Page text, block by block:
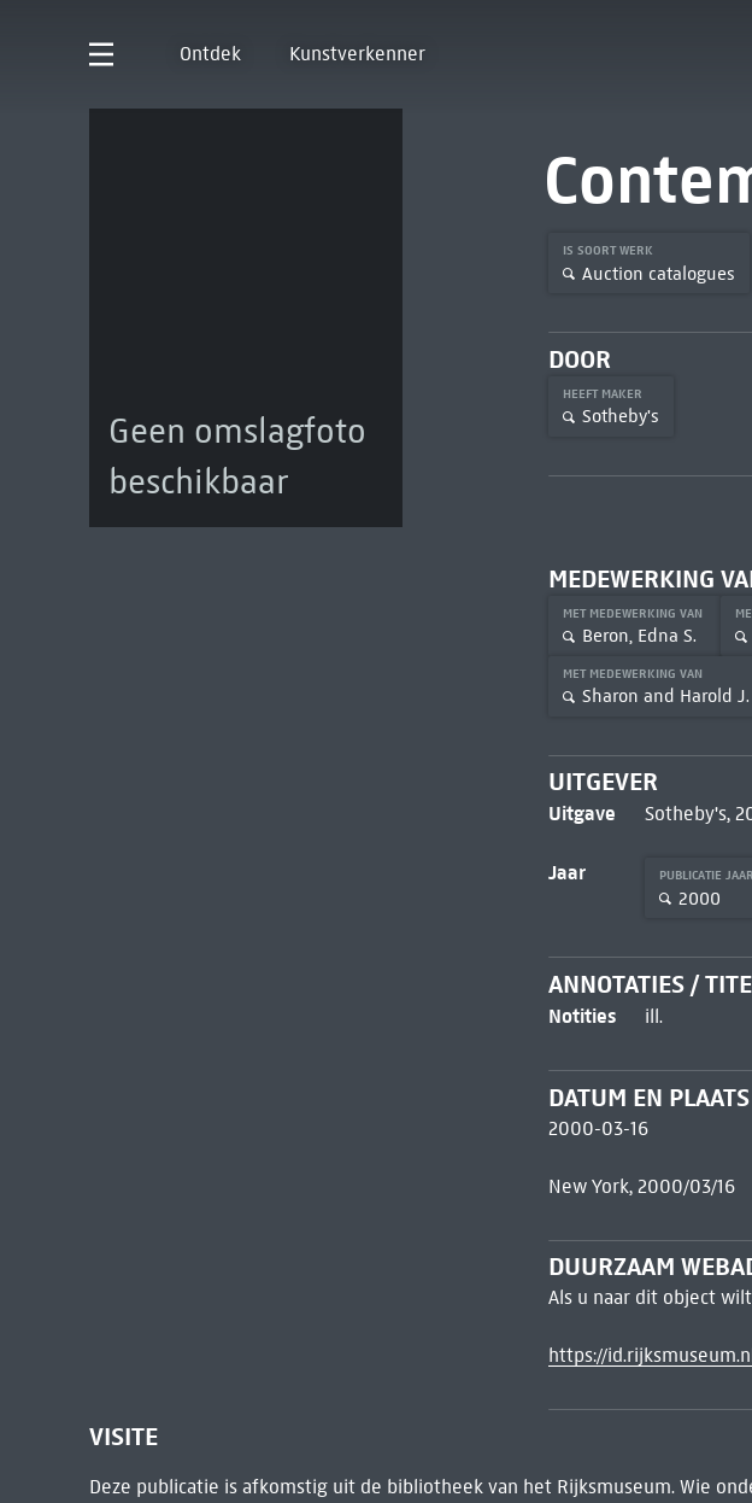
Ontdek Kunstverkenner
Geen omslagfoto
beschikbaar
IS SOORT WERK
Auction catalogues
DOOR
HEEFT MAKER
Sotheby's
MEDEWERKING
MET MEDEWERKING VAN
Beron, Edna S.
MET MEDEWERKING VAN
Sharon and Harold
UITGEVER
Uitgave Sotheby's,
Jaar PUBLICATIE JAAR
2000
ANNOTATIES /
Notities ill.
DATUM EN
2000-03-16
New York, 2000/03/16
DUURZAAM
Als u naar dit object
https://
VISITE
Deze publicatie is afkomstig uit de bibliotheek van het Rijksmuseum. Wie